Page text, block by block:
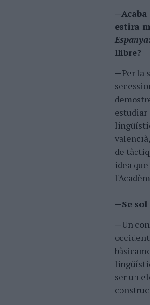
estira
llibre?
—Per la
estudiar
de
idea
—Se
—Un
ser un